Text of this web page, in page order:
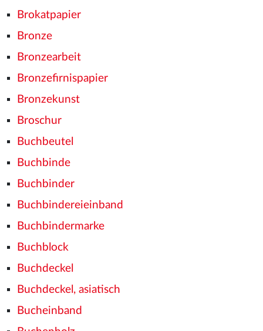
Brokatpapier
Bronze
Bronzearbeit
Bronzefirnispapier
Bronzekunst
Broschur
Buchbeutel
Buchbinde
Buchbinder
Buchbindereieinband
Buchbindermarke
Buchblock
Buchdeckel
Buchdeckel, asiatisch
Bucheinband